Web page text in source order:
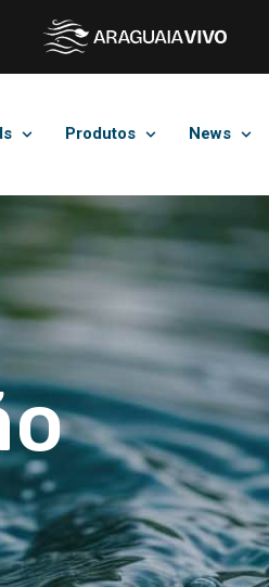
Produtos News